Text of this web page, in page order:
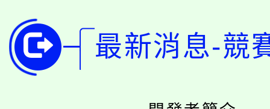
代理(課)教師甄選結果(
公告本校115學年度第
轉知中國文化大學推廣
最新消息-競